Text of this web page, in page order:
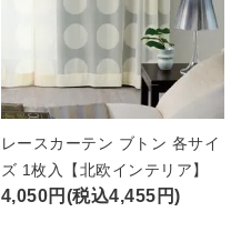
レースカーテン ブトン 各サイ
ズ 1枚入【北欧インテリア】
4,050円(税込4,455円)